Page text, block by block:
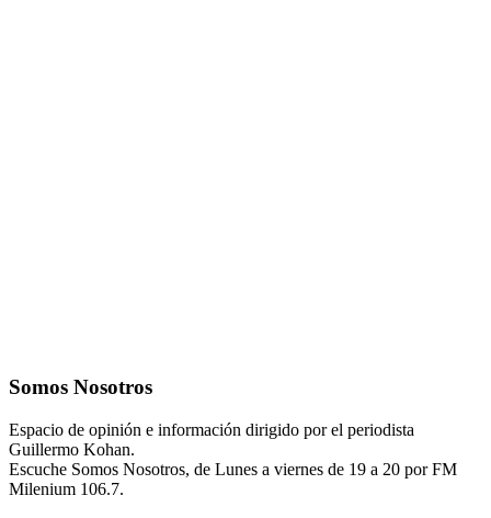
Somos Nosotros
Espacio de opinión e información dirigido por el periodista
Guillermo Kohan.
Escuche Somos Nosotros, de Lunes a viernes de 19 a 20 por FM
Milenium 106.7.